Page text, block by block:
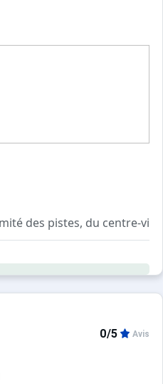
des pistes, du centre-
d'un balcon et d'une
0/5 Avis